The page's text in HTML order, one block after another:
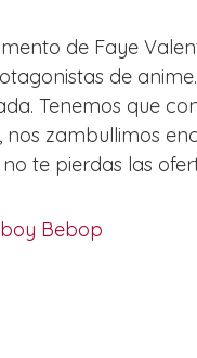
de Faye
de
Tenemos que
zambullimos
te pierdas las
Bebop